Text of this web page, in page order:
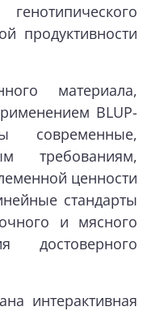
продуктивности
материала,
BLUP-
современные,
требованиям,
ценности
стандарты
и мясного
достоверного
интерактивная